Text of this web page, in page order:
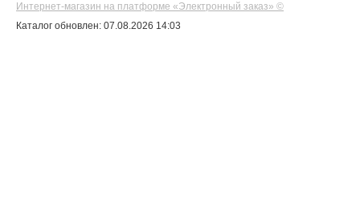
Интернет-магазин на платформе «Электронный заказ» ©
Каталог обновлен: 07.08.2026 14:03